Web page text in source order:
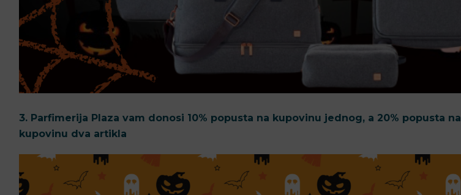
3. Parfimerija Plaza vam donosi 10% popusta na kupovinu jednog, a 20% popusta na
kupovinu dva artikla